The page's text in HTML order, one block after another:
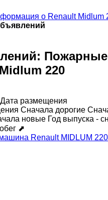
о Renault Midlum
220
Дата размещения
Сначала дорогие
новые Год выпуска -
⬈